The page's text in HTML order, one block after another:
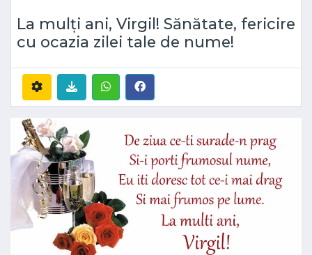
La mulți ani, Virgil! Sănătate, fericire
cu ocazia zilei tale de nume!